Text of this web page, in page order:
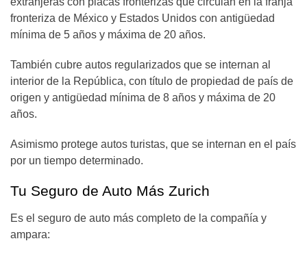
fronteriza de México y Estados Unidos con antigüedad
mínima de 5 años y máxima de 20 años.
También cubre autos regularizados que se internan al
interior de la República, con título de propiedad de país de
origen y antigüedad mínima de 8 años y máxima de 20
años.
Asimismo protege autos turistas, que se internan en el país
por un tiempo determinado.
Tu Seguro de Auto Más Zurich
Es el seguro de auto más completo de la compañía y
ampara: